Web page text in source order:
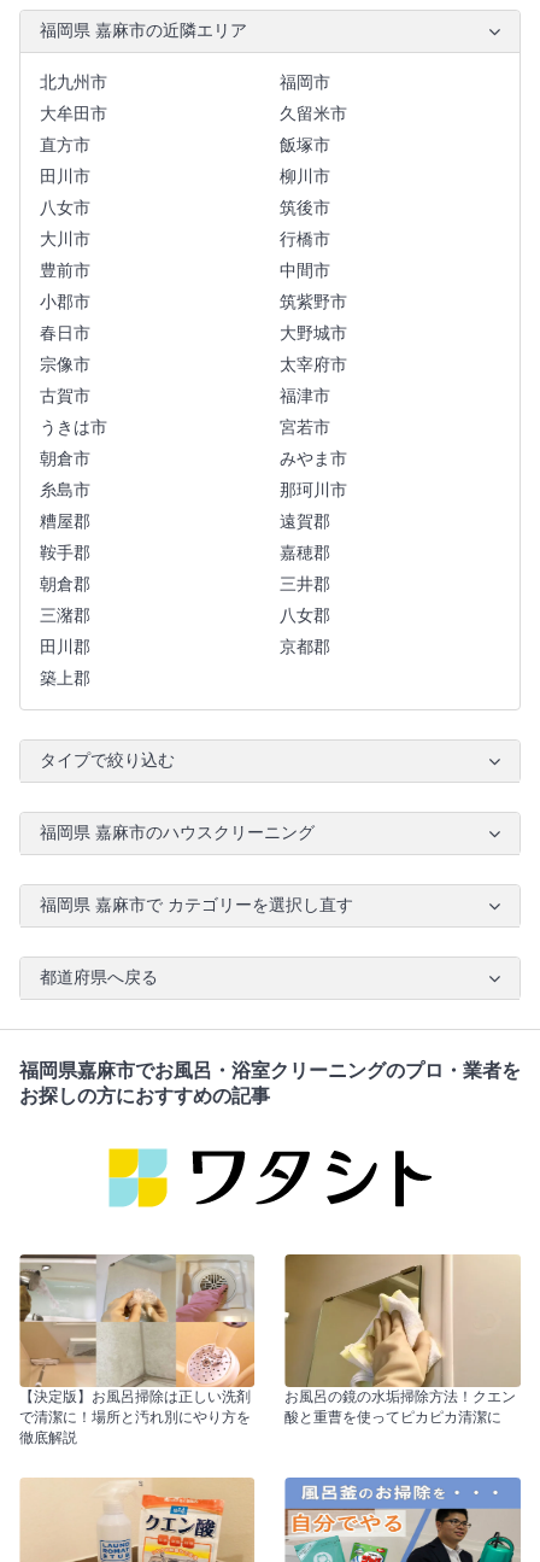
福岡県 嘉麻市の近隣エリア
北九州市
福岡市
大牟田市
久留米市
直方市
飯塚市
田川市
柳川市
八女市
筑後市
大川市
行橋市
豊前市
中間市
小郡市
筑紫野市
春日市
大野城市
宗像市
太宰府市
古賀市
福津市
うきは市
宮若市
朝倉市
みやま市
糸島市
那珂川市
糟屋郡
遠賀郡
鞍手郡
嘉穂郡
朝倉郡
三井郡
三潴郡
八女郡
田川郡
京都郡
築上郡
タイプで絞り込む
福岡県 嘉麻市のハウスクリーニング
福岡県 嘉麻市で カテゴリーを選択し直す
都道府県へ戻る
福岡県嘉麻市でお風呂・浴室クリーニングのプロ・業者を
お探しの方におすすめの記事
【決定版】お風呂掃除は正しい洗剤
で清潔に！場所と汚れ別にやり方を
徹底解説
お風呂の鏡の水垢掃除方法！クエン
酸と重曹を使ってピカピカ清潔に